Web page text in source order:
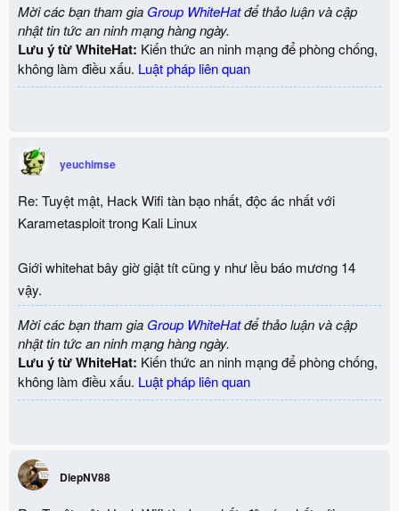
Mời các bạn tham gia Group WhiteHatđể thảo luận và cập
nhật tin tức an ninh mạng hàng ngày.
Lưu ý từ WhiteHat: Kiến thức an ninh mạng để phòng chống,
không làm điều xấu. Luật pháp liên quan
yeuchimse
Re: Tuyệt mật, Hack Wifi tàn bạo nhất, độc ác nhất với
Karametasploit trong Kali Linux
Giới whitehat bây giờ giật tít cũng y như lều báo mương 14
vậy.
Mời các bạn tham gia Group WhiteHatđể thảo luận và cập
nhật tin tức an ninh mạng hàng ngày.
Lưu ý từ WhiteHat: Kiến thức an ninh mạng để phòng chống,
không làm điều xấu. Luật pháp liên quan
DiepNV88